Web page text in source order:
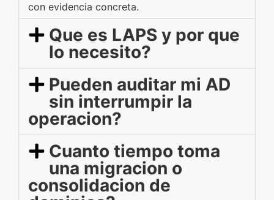
con evidencia concreta.
Que es LAPS y por que
lo necesito?
Pueden auditar mi AD
sin interrumpir la
operacion?
Cuanto tiempo toma
una migracion o
consolidacion de